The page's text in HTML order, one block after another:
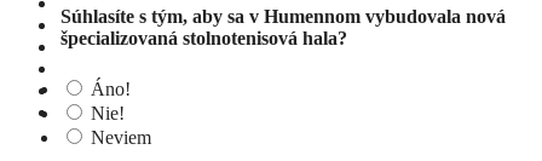
Súhlasíte s tým, aby sa v Humennom vybudovala nová
špecializovaná stolnotenisová hala?
Áno!
Nie!
Neviem